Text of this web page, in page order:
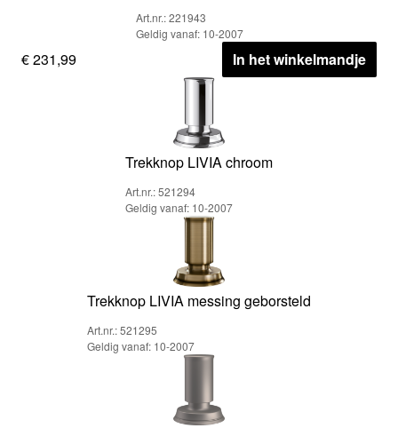
Art.nr.: 221943
Geldig vanaf: 10-2007
€ 231,99 In het winkelmandje
Trekknop LIVIA chroom
Art.nr.: 521294
Geldig vanaf: 10-2007
Trekknop LIVIA messing geborsteld
Art.nr.: 521295
Geldig vanaf: 10-2007